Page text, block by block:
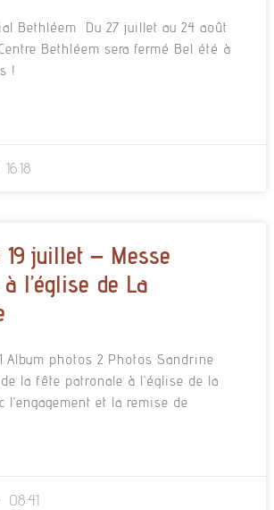
Bethléem Du 27 juillet au 24 août
Bethléem sera fermé Bel été à
!
16:18
19 juillet – Messe
l’église de La
Album photos 2 Photos Sandrine
la fête patronale à l’église de la
l’engagement et la remise de
08:41